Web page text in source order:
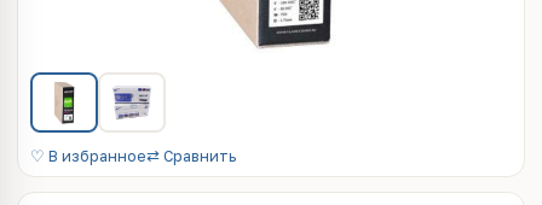
♡ В избранное⇄ Сравнить